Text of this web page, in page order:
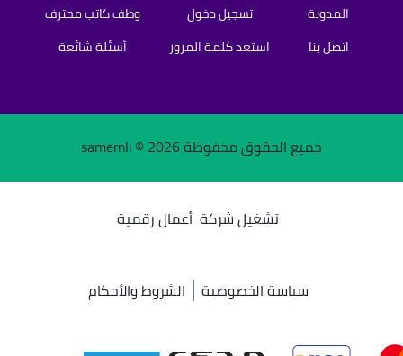
المدونة
اتصل بنا
تسجيل دخول
استعد كلمة المرور
وظف كاتب محترف
أسئلة شائعة
جميع الحقوق محفوظة samemli ©2026
تشغيل شركة أعمال رقمية
سياسة الخصوصية الشروط والأحكام